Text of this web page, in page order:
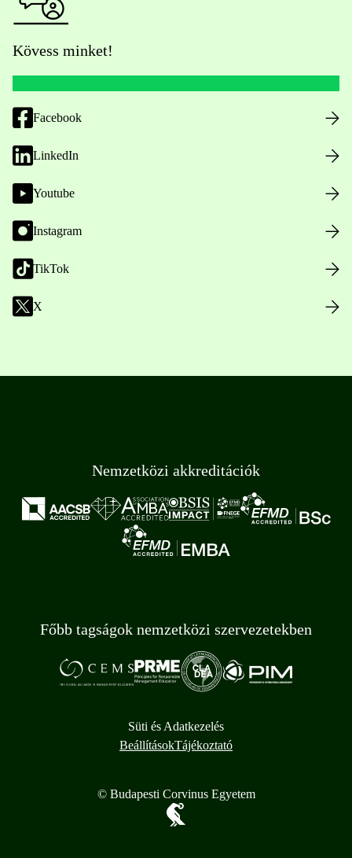
Kövess minket!
Facebook
LinkedIn
Youtube
Instagram
TikTok
X
Nemzetközi akkreditációk
Főbb tagságok nemzetközi szervezetekben
Süti és Adatkezelés
BeállításokTájékoztató
© Budapesti Corvinus Egyetem